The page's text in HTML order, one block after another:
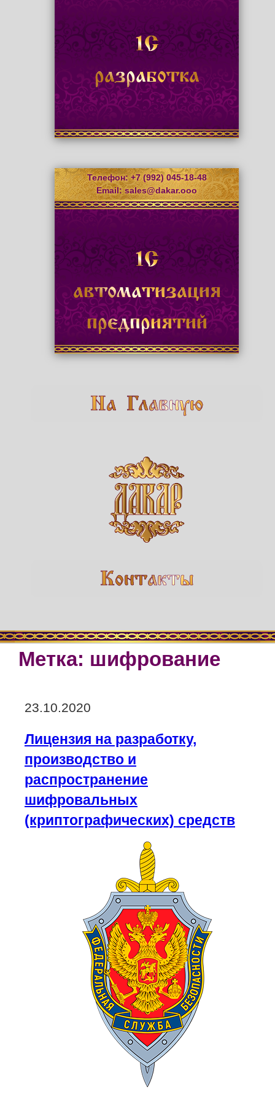
1С
разработка
1С
автоматизация
предприятий
Телефон: +7 (992) 045-18-48
Email:sales@dakar.ooo
Метка: шифрование
Опубликовано
23.10.2020
Лицензия на разработку,
производство и
распространение
шифровальных
(криптографических) средств